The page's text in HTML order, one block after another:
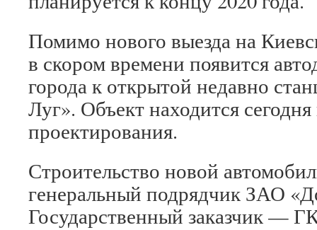
Помимо нового выезда на
в скором времени появится
города к открытой недавно
Луг». Объект находится
проектирования.
Строительство новой
генеральный подрядчик ЗАО
Государственный заказчик —